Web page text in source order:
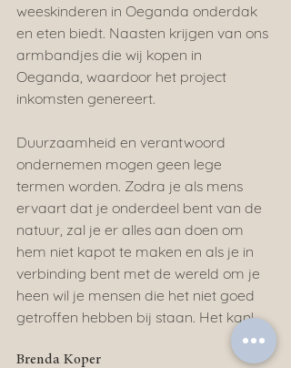
weeskinderen in Oeganda onderdak
en eten biedt. Naasten krijgen van ons
armbandjes die wij kopen in
Oeganda, waardoor het project
inkomsten genereert.
Duurzaamheid en verantwoord
ondernemen mogen geen lege
termen worden. Zodra je als mens
ervaart dat je onderdeel bent van de
natuur, zal je er alles aan doen om
hem niet kapot te maken en als je in
verbinding bent met de wereld om je
heen wil je mensen die het niet goed
getroffen hebben bij staan. Het kan!
Brenda Koper